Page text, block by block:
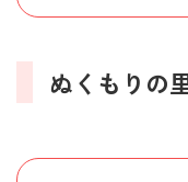
ぬくもりの